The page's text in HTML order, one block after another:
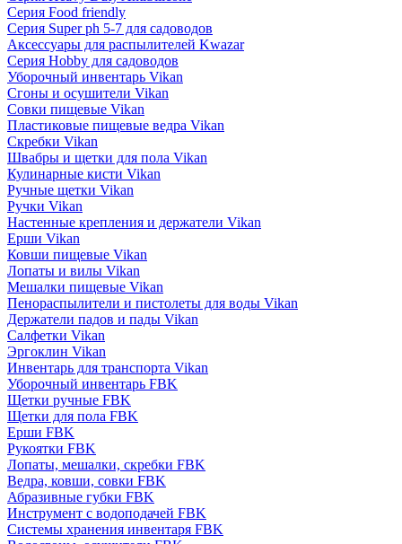
Серия Food friendly
Серия Super ph 5-7 для садоводов
Аксессуары для распылителей Kwazar
Серия Hobby для садоводов
Уборочный инвентарь Vikan
Сгоны и осушители Vikan
Совки пищевые Vikan
Пластиковые пищевые ведра Vikan
Скребки Vikan
Швабры и щетки для пола Vikan
Кулинарные кисти Vikan
Ручные щетки Vikan
Ручки Vikan
Настенные крепления и держатели Vikan
Ерши Vikan
Ковши пищевые Vikan
Лопаты и вилы Vikan
Мешалки пищевые Vikan
Пенораспылители и пистолеты для воды Vikan
Держатели падов и пады Vikan
Салфетки Vikan
Эргоклин Vikan
Инвентарь для транспорта Vikan
Уборочный инвентарь FBK
Щетки ручные FBK
Щетки для пола FBK
Ерши FBK
Рукоятки FBK
Лопаты, мешалки, скребки FBK
Ведра, ковши, совки FBK
Абразивные губки FBK
Инструмент с водоподачей FBK
Системы хранения инвентаря FBK